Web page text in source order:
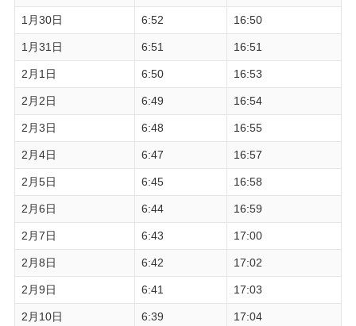
1月30日 6:52 16:50
1月31日 6:51 16:51
2月1日 6:50 16:53
2月2日 6:49 16:54
2月3日 6:48 16:55
2月4日 6:47 16:57
2月5日 6:45 16:58
2月6日 6:44 16:59
2月7日 6:43 17:00
2月8日 6:42 17:02
2月9日 6:41 17:03
2月10日 6:39 17:04